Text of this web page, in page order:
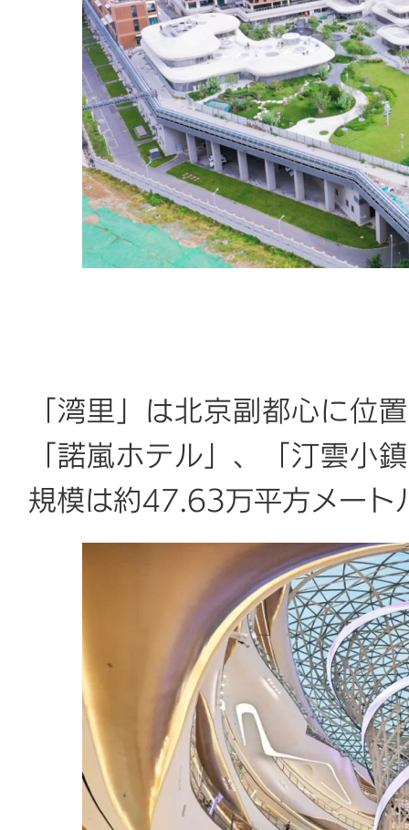
「湾里」は北京副都心に
「諾嵐ホテル」、「汀雲小
規模は約47.63万平方メー